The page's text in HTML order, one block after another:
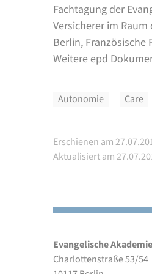
Fachtagung der
Versicherer im Raum
Berlin, Französische
Weitere epd
Autonomie Care
Erschienen am
Aktualisiert am
Evangelische
Charlottenstraße 53/54